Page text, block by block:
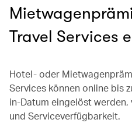
Travel Services
Hotel- oder
Services können online bis
in-Datum eingelöst
und Serviceverfügbarkeit.